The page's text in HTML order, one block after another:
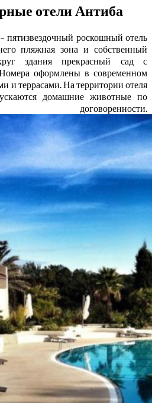
отели Антиба
– пятизвездочный роскошный отель
пляжная зона и собственный
здания прекрасный сад с
оформлены в современном
и террасами. На территории отеля
домашние животные по
договоренности.